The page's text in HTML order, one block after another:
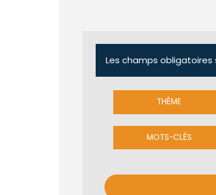
Les champs
THÈME
MOTS-CLÉS